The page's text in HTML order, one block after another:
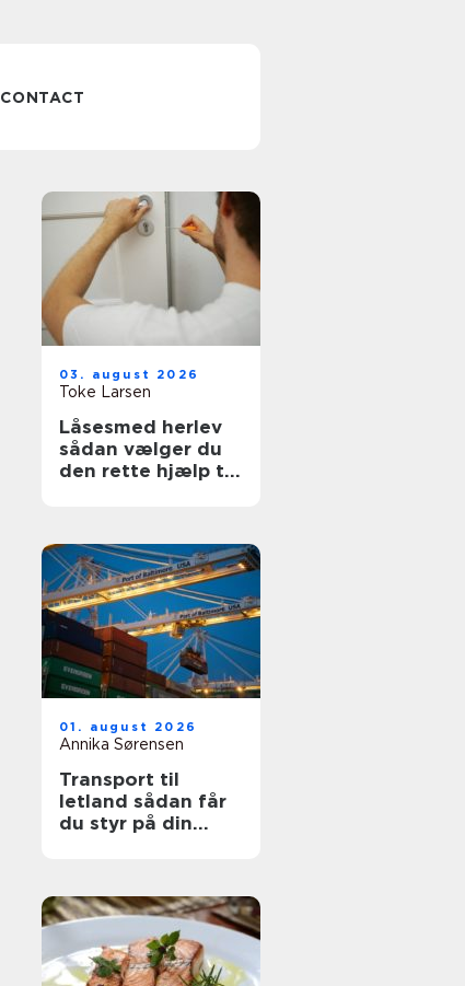
CONTACT
03. august 2026
Toke Larsen
Låsesmed herlev
sådan vælger du
den rette hjælp til
01. august 2026
Annika Sørensen
Transport til
letland sådan får
du styr på din